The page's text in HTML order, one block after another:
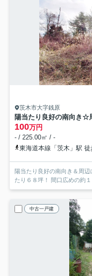
茨木市大字銭原
100万円
- / 225.00㎡ / -
東海道本線「茨木」駅 徒
陽当たり良好の南向き＆周
たり６８坪！ 間口広めの約
中古一戸建